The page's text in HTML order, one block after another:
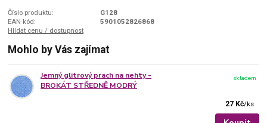
Číslo produktu:
G128
EAN kód:
5901052826868
Hlídat cenu / dostupnost
Mohlo by Vás zajímat
Jemný glitrový prach na nehty -
BROKÁT STŘEDNĚ MODRÝ
27 Kč/ks
skladem